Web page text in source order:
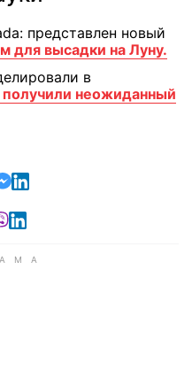
представлен новый
высадки на Луну.
в
неожиданный
Telegram
в Facebook
в Xв Viber
в Whatsapp
отправить в Messenger
отправить в LinkedIn
в Facebook
в X в Google news
Читайте в Viber
Читайте в LinkedIn